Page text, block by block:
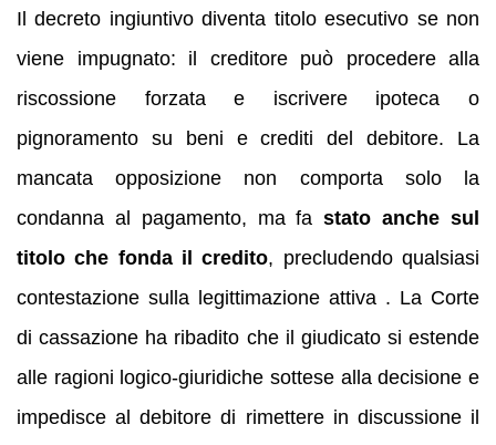
Il decreto ingiuntivo diventa titolo esecutivo se non
viene impugnato: il creditore può procedere alla
riscossione forzata e iscrivere ipoteca o
pignoramento su beni e crediti del debitore. La
mancata opposizione non comporta solo la
condanna al pagamento, ma fastato anche sul
titolo che fonda il credito, precludendo qualsiasi
contestazione sulla legittimazione attiva . La Corte
di cassazione ha ribadito che il giudicato si estende
alle ragioni logico‑giuridiche sottese alla decisione e
impedisce al debitore di rimettere in discussione il